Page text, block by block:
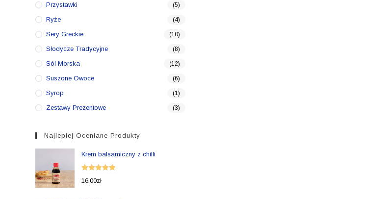
Przystawki (5)
Ryże (4)
Sery Greckie (10)
Słodycze Tradycyjne (8)
Sól Morska (12)
Suszone Owoce (6)
Syrop (1)
Zestawy Prezentowe (3)
Najlepiej Oceniane Produkty
Krem balsamiczny z chilli
Oceniono
16,00zł